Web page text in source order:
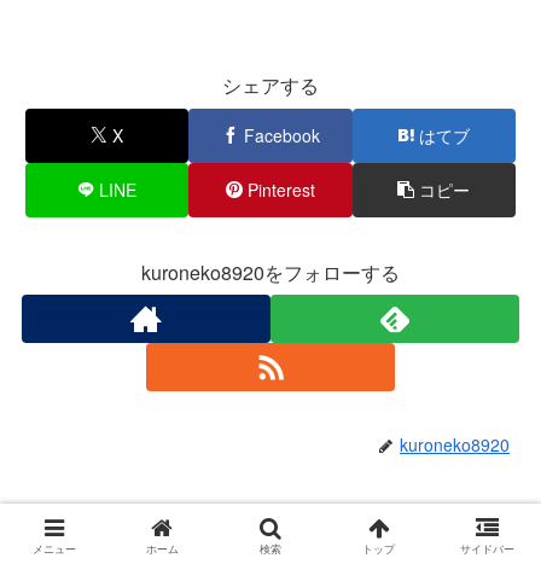
シェアする
X Facebook はてブ
LINE Pinterest コピー
kuroneko8920をフォローする
kuroneko8920
関連記事
メニュー ホーム 検索 トップ サイドバー